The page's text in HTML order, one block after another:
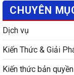
CHUYÊN
Dịch vụ
Kiến Thức & Giải
Kiến thức bản quyền